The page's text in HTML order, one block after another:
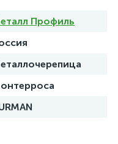
Профиль